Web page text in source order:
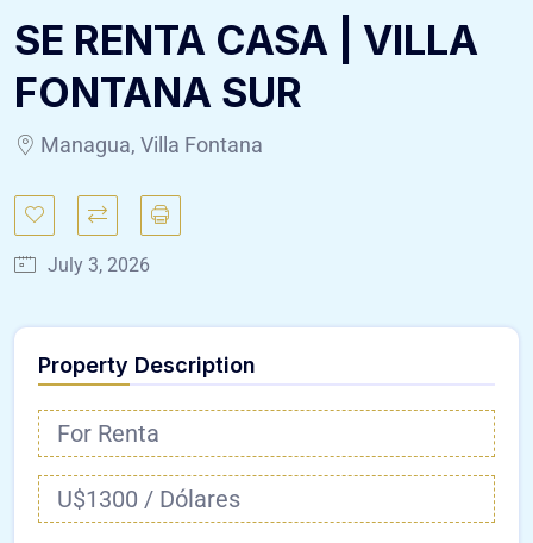
SE RENTA CASA | VILLA
FONTANA SUR
Managua, Villa Fontana
July 3, 2026
Property Description
For Renta
U$1300 / Dólares